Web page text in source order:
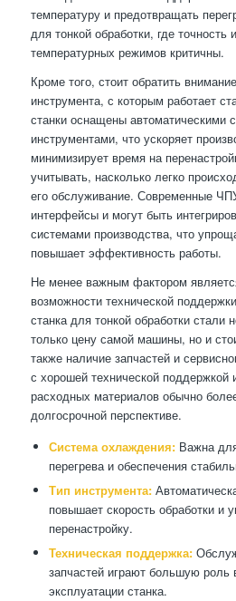
температуру и предотвращать
для тонкой обработки, где точность
температурных режимов критичны.
Кроме того, стоит обратить
инструмента, с которым работает
станки оснащены автоматическими
инструментами, что ускоряет
минимизирует время на
учитывать, насколько легко
его обслуживание. Современные
интерфейсы и могут быть
системами производства, что
повышает эффективность работы.
Не менее важным фактором
возможности технической
станка для тонкой обработки стали
только цену самой машины, но и
также наличие запчастей и
с хорошей технической поддержкой
расходных материалов обычно
долгосрочной перспективе.
Система охлаждения:Важна
перегрева и обеспечения
Тип инструмента:
повышает скорость обработки и
перенастройку.
Техническая поддержка:
запчастей играют большую роль
эксплуатации станка.